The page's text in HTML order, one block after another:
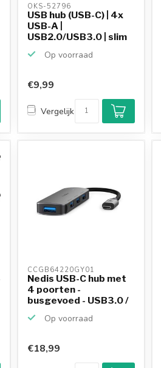
OKS-52796
USB hub (USB-C) | 4x
USB-A |
USB2.0/USB3.0 | slim
Op voorraad
€9,99
Vergelijk
CCGB64220GY01
Nedis USB-C hub met
4 poorten -
busgevoed - USB3.0 /
Op voorraad
€18,99